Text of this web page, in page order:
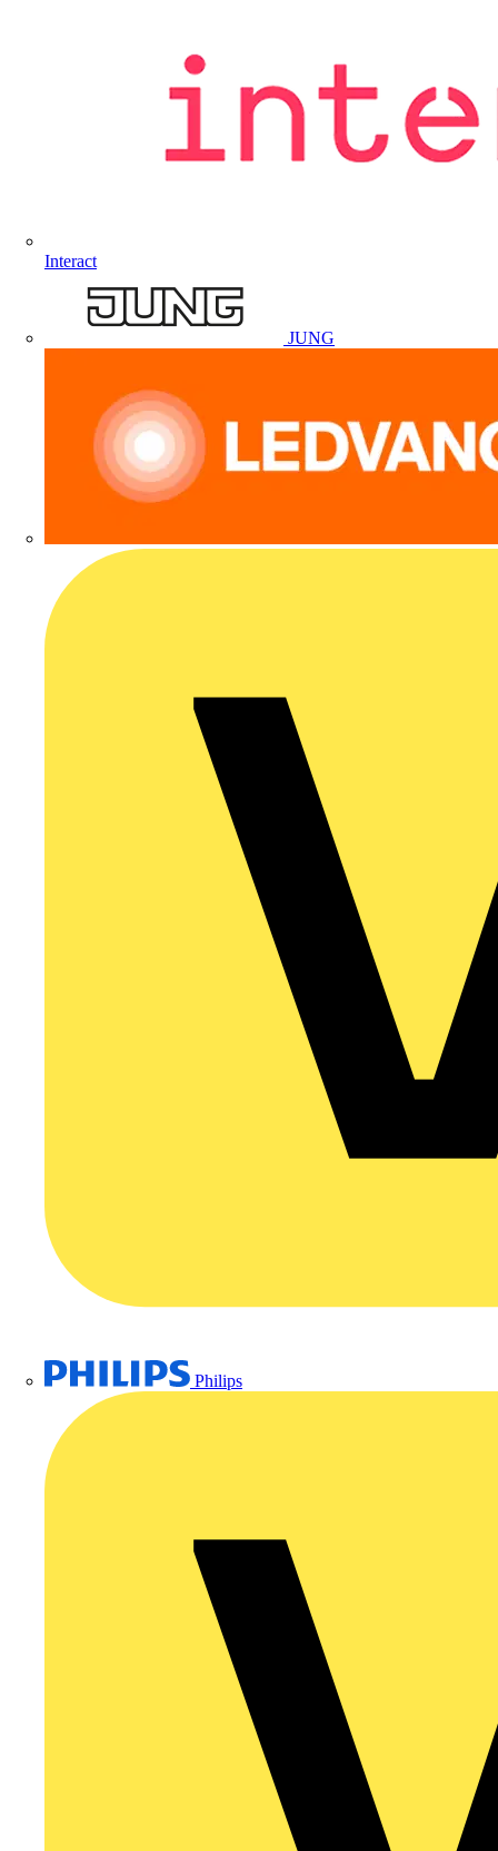
Interact
JUNG
Philips